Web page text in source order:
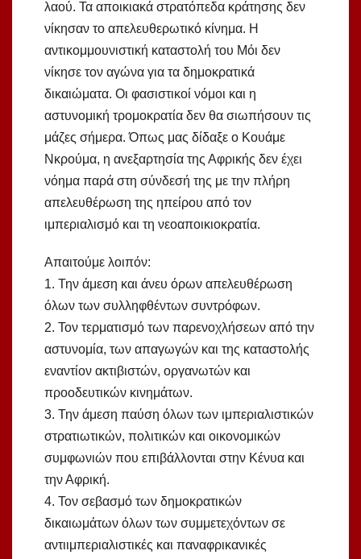
λαού. Τα αποικιακά στρατόπεδα κράτησης δεν
νίκησαν το απελευθερωτικό κίνημα. Η
αντικομμουνιστική καταστολή του Μόι δεν
νίκησε τον αγώνα για τα δημοκρατικά
δικαιώματα. Οι φασιστικοί νόμοι και η
αστυνομική τρομοκρατία δεν θα σιωπήσουν τις
μάζες σήμερα. Όπως μας δίδαξε ο Κουάμε
Νκρούμα, η ανεξαρτησία της Αφρικής δεν έχει
νόημα παρά στη σύνδεσή της με την πλήρη
απελευθέρωση της ηπείρου από τον
ιμπεριαλισμό και τη νεοαποικιοκρατία.
Απαιτούμε λοιπόν:
1. Την άμεση και άνευ όρων απελευθέρωση
όλων των συλληφθέντων συντρόφων.
2. Τον τερματισμό των παρενοχλήσεων από την
αστυνομία, των απαγωγών και της καταστολής
εναντίον ακτιβιστών, οργανωτών και
προοδευτικών κινημάτων.
3. Την άμεση παύση όλων των ιμπεριαλιστικών
στρατιωτικών, πολιτικών και οικονομικών
συμφωνιών που επιβάλλονται στην Κένυα και
την Αφρική.
4. Τον σεβασμό των δημοκρατικών
δικαιωμάτων όλων των συμμετεχόντων σε
αντιιμπεριαλιστικές και παναφρικανικές